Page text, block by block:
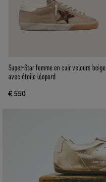
Super-Star femme en cuir velours beige
avec étoile léopard
€ 550